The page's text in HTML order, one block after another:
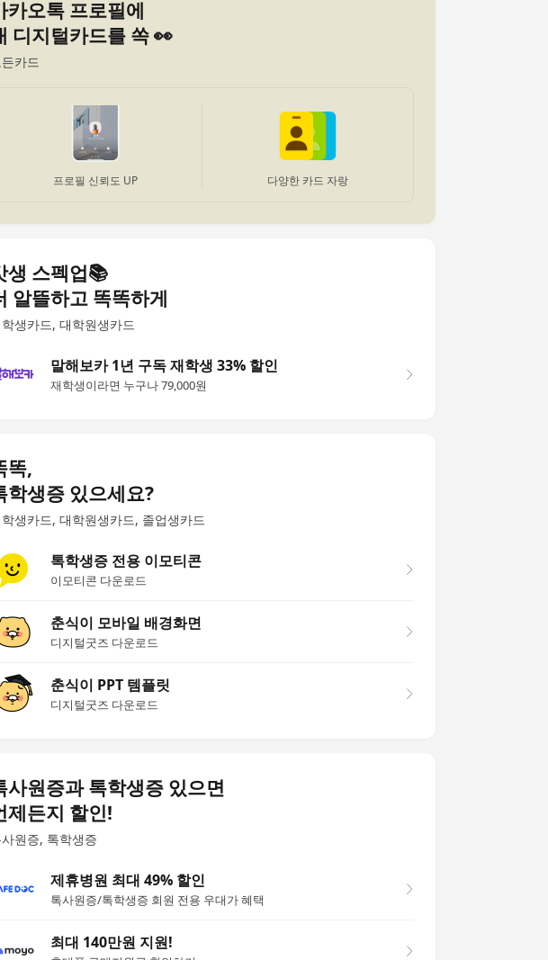
카오톡 프로필에
디지털카드를 쏙 👀
카드
프로필 신뢰도 UP 다양한 카드 자랑
생 스펙업📚
알뜰하고 똑똑하게
생카드, 대학원생카드
말해보카 1년 구독 재학생 33% 할인
재학생이라면 누구나 79,000원
똑,
학생증 있으세요?
생카드, 대학원생카드, 졸업생카드
톡학생증 전용 이모티콘
이모티콘 다운로드
춘식이 모바일 배경화면
디지털굿즈 다운로드
춘식이 PPT 템플릿
디지털굿즈 다운로드
사원증과 톡학생증 있으면
제든지 할인!
원증, 톡학생증
제휴병원 최대 49% 할인
톡사원증/톡학생증 회원 전용 우대가 혜택
최대 140만원 지원!